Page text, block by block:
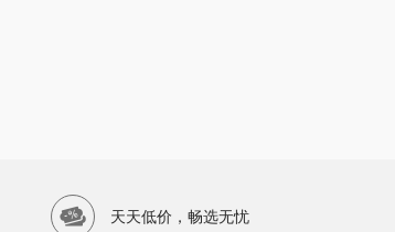
天天低价，畅选无忧